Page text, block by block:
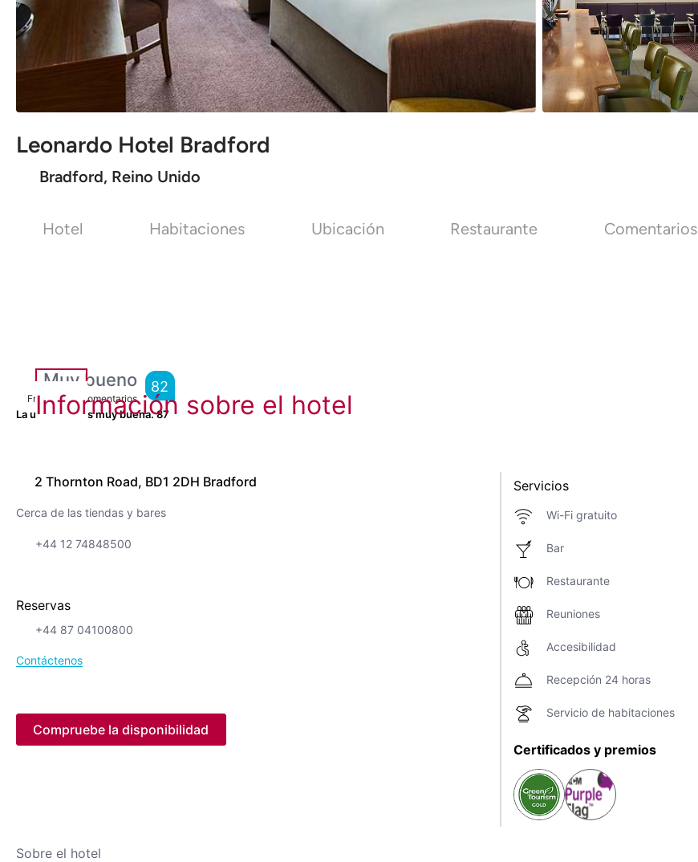
Leonardo Hotel Bradford
Bradford, Reino Unido
Hotel Habitaciones Ubicación Restaurante Comentarios
Muy bueno
From4,665 Comentarios
82
La ubicación es muy buena.87
Información sobre el hotel
2 Thornton Road, BD1 2DH Bradford
Cerca de las tiendas y bares
+44 12 74848500
Reservas
+44 87 04100800
Contáctenos
Compruebe la disponibilidad
Servicios
Wi-Fi gratuito
Bar
Restaurante
Reuniones
Accesibilidad
Recepción 24 horas
Servicio de habitaciones
Certificados y premios
Sobre el hotel